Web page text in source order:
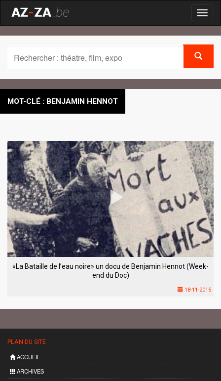
MOT-CLÉ : BENJAMIN HENNOT
«La Bataille de l’eau noire» un docu de Benjamin Hennot (Week-
end du Doc)
18-11-2015
PLAN DU SITE
ACCUEIL
ARCHIVES